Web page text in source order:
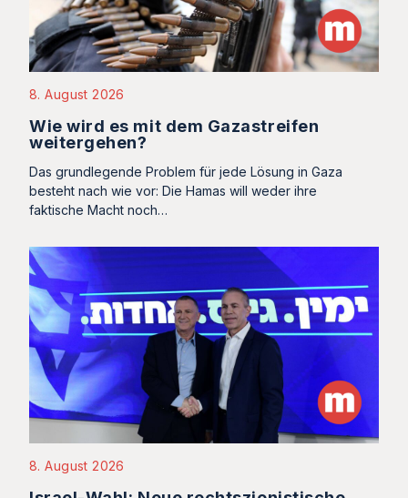
8. August 2026
Wie wird es mit dem Gazastreifen
weitergehen?
Das grundlegende Problem für jede Lösung in Gaza
besteht nach wie vor: Die Hamas will weder ihre
faktische Macht noch…
8. August 2026